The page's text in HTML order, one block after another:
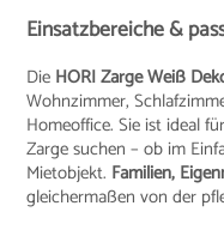
Einsatzbereiche &
Die HORI Zarge Weiß
Wohnzimmer,
Homeoffice. Sie ist ideal
Zarge suchen – ob im
Mietobjekt. Familien,
gleichermaßen von der